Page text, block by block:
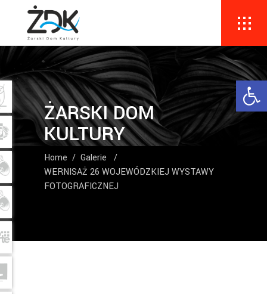
ŻARSKI DOM
KULTURY
Home / Galerie
/
WERNISAŻ 26 WOJEWÓDZKIEJ WYSTAWY
FOTOGRAFICZNEJ